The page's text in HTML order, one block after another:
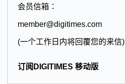
会员信箱：
member@digitimes.com
(一个工作日内将回覆您的来信)
订阅DIGITIMES 移动版